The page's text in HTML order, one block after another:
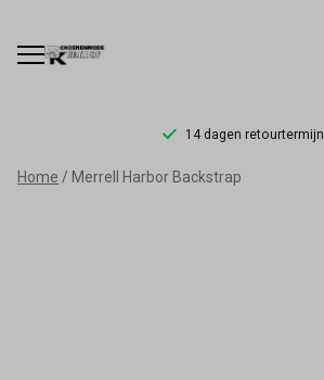
14 dagen retourtermijn
Merrell
Home Merrell Harbor Backstrap